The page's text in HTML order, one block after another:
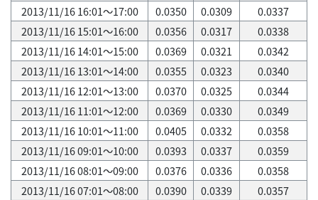
2013/11/16 16:01～17:00
0.0350 0.0309
0.0337
2013/11/16 15:01～16:00
0.0356 0.0317
0.0338
2013/11/16 14:01～15:00
0.0369 0.0321
0.0342
2013/11/16 13:01～14:00
0.0355 0.0323
0.0340
2013/11/16 12:01～13:00
0.0370 0.0325
0.0344
2013/11/16 11:01～12:00
0.0369 0.0330
0.0349
2013/11/16 10:01～11:00
0.0405 0.0332
0.0358
2013/11/16 09:01～10:00
0.0393 0.0337
0.0359
2013/11/16 08:01～09:00
0.0376 0.0336
0.0358
2013/11/16 07:01～08:00
0.0390 0.0339
0.0357